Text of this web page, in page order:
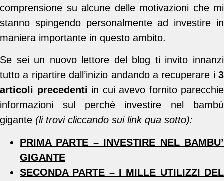
comprensione su alcune delle motivazioni che mi
stanno spingendo personalmente ad investire in
maniera importante in questo ambito.
Se sei un nuovo lettore del blog ti invito innanzi
tutto a ripartire dall’inizio andando a recuperare i 3
articoli precedenti in cui avevo fornito parecchie
informazioni sul perché investire nel bambù
gigante (li trovi cliccando sui link qua sotto):
PRIMA PARTE – INVESTIRE NEL BAMBU’
GIGANTE
SECONDA PARTE – I MILLE UTILIZZI DEL